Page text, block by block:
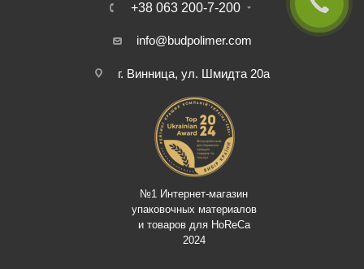
+38 063 200-7-200
info@budpolimer.com
г. Винница, ул. Шмидта 20а
№1 Интернет-магазин
упаковочных материалов
и товаров для HoReCa
2024